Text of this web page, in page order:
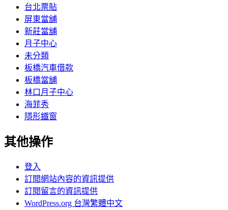
台北票貼
屏東當舖
新莊當舖
月子中心
未分類
板橋汽車借款
板橋當舖
林口月子中心
海菲秀
隱形鐵窗
其他操作
登入
訂閱網站內容的資訊提供
訂閱留言的資訊提供
WordPress.org 台灣繁體中文